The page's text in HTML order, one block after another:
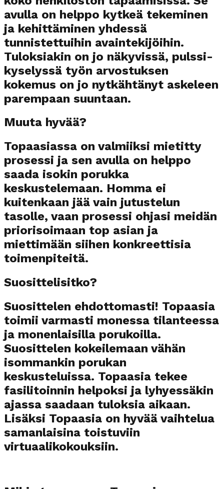
avulla on helppo kytkeä tekeminen
ja kehittäminen yhdessä
tunnistettuihin avaintekijöihin.
Tuloksiakin on jo näkyvissä, pulssi-
kyselyssä työn arvostuksen
kokemus on jo nytkähtänyt askeleen
parempaan suuntaan.
Muuta hyvää?
Topaasiassa on valmiiksi mietitty
prosessi ja sen avulla on helppo
saada isokin porukka
keskustelemaan. Homma ei
kuitenkaan jää vain jutustelun
tasolle, vaan prosessi ohjasi meidän
priorisoimaan top asian ja
miettimään siihen konkreettisia
toimenpiteitä.
Suosittelisitko?
Suosittelen ehdottomasti! Topaasia
toimii varmasti monessa tilanteessa
ja monenlaisilla porukoilla.
Suosittelen kokeilemaan vähän
isommankin porukan
keskusteluissa. Topaasia tekee
fasilitoinnin helpoksi ja lyhyessäkin
ajassa saadaan tuloksia aikaan.
Lisäksi Topaasia on hyvää vaihtelua
samanlaisina toistuviin
virtuaalikokouksiin.